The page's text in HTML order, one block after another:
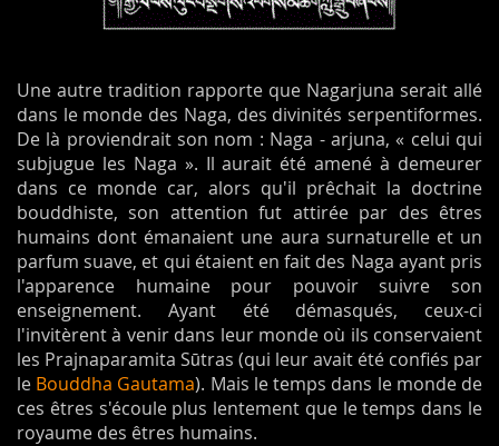
Une autre tradition rapporte que Nagarjuna serait allé
dans le monde des Naga, des divinités serpentiformes.
De là proviendrait son nom : Naga - arjuna, « celui qui
subjugue les Naga ». Il aurait été amené à demeurer
dans ce monde car, alors qu'il prêchait la doctrine
bouddhiste, son attention fut attirée par des êtres
humains dont émanaient une aura surnaturelle et un
parfum suave, et qui étaient en fait des Naga ayant pris
l'apparence humaine pour pouvoir suivre son
enseignement. Ayant été démasqués, ceux-ci
l'invitèrent à venir dans leur monde où ils conservaient
les Prajnaparamita Sūtras (qui leur avait été confiés par
le Bouddha Gautama). Mais le temps dans le monde de
ces êtres s'écoule plus lentement que le temps dans le
royaume des êtres humains.